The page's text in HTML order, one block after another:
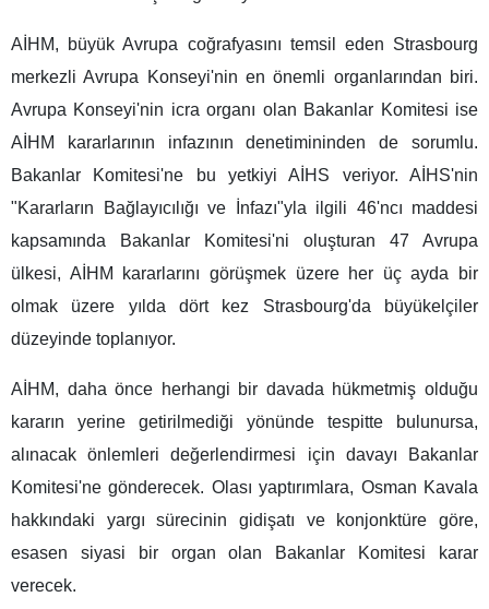
AİHM, büyük Avrupa coğrafyasını temsil eden Strasbourg
merkezli Avrupa Konseyi'nin en önemli organlarından biri.
Avrupa Konseyi'nin icra organı olan Bakanlar Komitesi ise
AİHM kararlarının infazının denetimininden de sorumlu.
Bakanlar Komitesi'ne bu yetkiyi AİHS veriyor. AİHS'nin
"Kararların Bağlayıcılığı ve İnfazı"yla ilgili 46'ncı maddesi
kapsamında Bakanlar Komitesi'ni oluşturan 47 Avrupa
ülkesi, AİHM kararlarını görüşmek üzere her üç ayda bir
olmak üzere yılda dört kez Strasbourg'da büyükelçiler
düzeyinde toplanıyor.
AİHM, daha önce herhangi bir davada hükmetmiş olduğu
kararın yerine getirilmediği yönünde tespitte bulunursa,
alınacak önlemleri değerlendirmesi için davayı Bakanlar
Komitesi'ne gönderecek. Olası yaptırımlara, Osman Kavala
hakkındaki yargı sürecinin gidişatı ve konjonktüre göre,
esasen siyasi bir organ olan Bakanlar Komitesi karar
verecek.